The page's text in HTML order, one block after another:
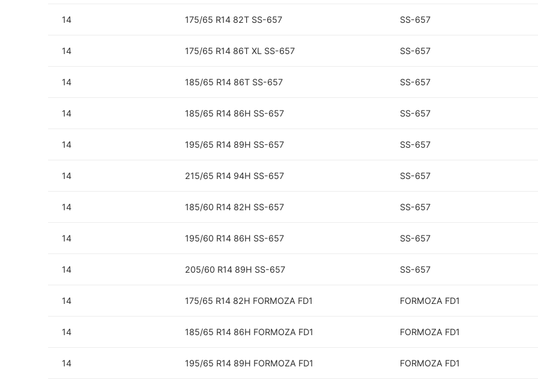
14 175/65 R14 82T SS-657 SS-657
14 175/65 R14 86T XL SS-657 SS-657
14 185/65 R14 86T SS-657 SS-657
14 185/65 R14 86H SS-657 SS-657
14 195/65 R14 89H SS-657 SS-657
14 215/65 R14 94H SS-657 SS-657
14 185/60 R14 82H SS-657 SS-657
14 195/60 R14 86H SS-657 SS-657
14 205/60 R14 89H SS-657 SS-657
14 175/65 R14 82H FORMOZA FD1 FORMOZA FD1
14 185/65 R14 86H FORMOZA FD1 FORMOZA FD1
14 195/65 R14 89H FORMOZA FD1 FORMOZA FD1